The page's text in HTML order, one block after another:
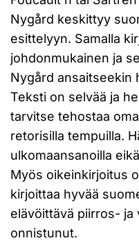
Nygård keskittyy
esittelyyn. Samalla
johdonmukainen ja
Nygård ansaitseekin
Teksti on selvää ja
tarvitse tehostaa
retorisilla tempuilla.
ulkomaansanoilla
Myös oikeinkirjoitus
kirjoittaa hyvää
elävöittävä piirros- ja
onnistunut.